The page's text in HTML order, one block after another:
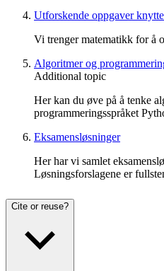
Utforskende oppgaver
Vi trenger matematikk for å
Algoritmer og
Additional topic
Her kan du øve på å tenke
programmeringsspråket
Eksamensløsninger
Her har vi samlet
Løsningsforslagene er
Cite or reuse?